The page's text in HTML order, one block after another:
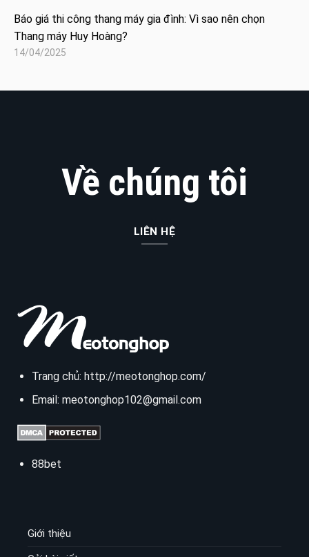
Báo giá thi công thang máy gia đình: Vì sao nên chọn
Thang máy Huy Hoàng?
14/04/2025
Về chúng tôi
LIÊN HỆ
Trang chủ: http://meotonghop.com/
Email: meotonghop102@gmail.com
88bet
Giới thiệu